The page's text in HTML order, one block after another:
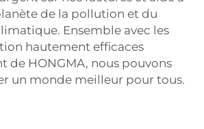
de la pollution et du
Ensemble avec les
hautement efficaces
de HONGMA, nous pouvons
un monde meilleur pour tous.